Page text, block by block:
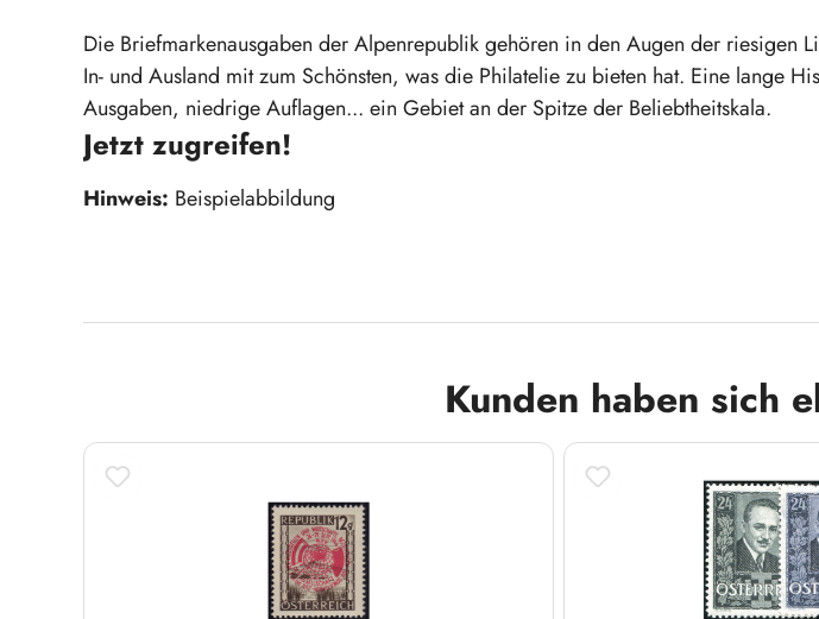
Die Briefmarkenausgaben der Alpenrepublik gehören in den Augen der riesigen
In- und Ausland mit zum Schönsten, was die Philatelie zu bieten hat. Eine lange
Ausgaben, niedrige Auflagen... ein Gebiet an der Spitze der Beliebtheitskala.
Jetzt zugreifen!
Hinweis: Beispielabbildung
Kunden haben sich